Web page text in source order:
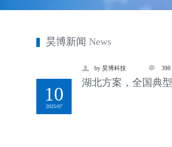
昊博新闻 News
10
2025/07
by 昊博科技 398
湖北方案，全国典